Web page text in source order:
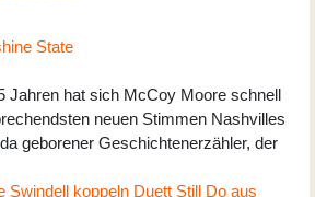
State
Jahren hat sich McCoy Moore schnell
neuen Stimmen Nashvilles
geborener Geschichtenerzähler, der
Swindell koppeln Duett Still Do aus